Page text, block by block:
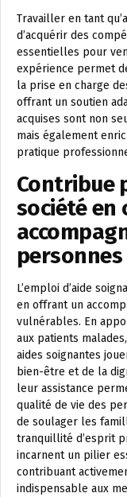
Travailler en tant
d’acquérir des
essentielles pour
expérience permet
la prise en charge
offrant un soutien
acquises sont non
mais également
pratique
Contribue
société
L’emploi d’aide
en offrant un
vulnérables. En
aux patients
aides soignantes
bien-être et de la
leur assistance
qualité de vie des
de soulager les
tranquillité d’esprit
incarnent un pilier
contribuant
indispensable aux